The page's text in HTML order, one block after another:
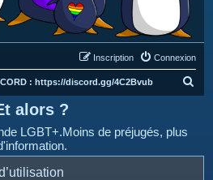
Connexion
Inscription
: https://discord.gg/4C2Bvub
e
alors ?
LGBT+.Moins de préjugés, plus